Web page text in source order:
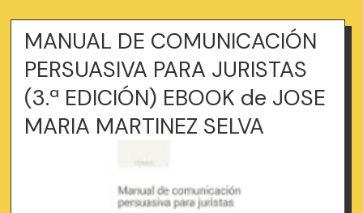
MANUAL DE COMUNICACIÓN
PERSUASIVA PARA JURISTAS
(3.ª EDICIÓN) EBOOK de JOSE
MARIA MARTINEZ SELVA